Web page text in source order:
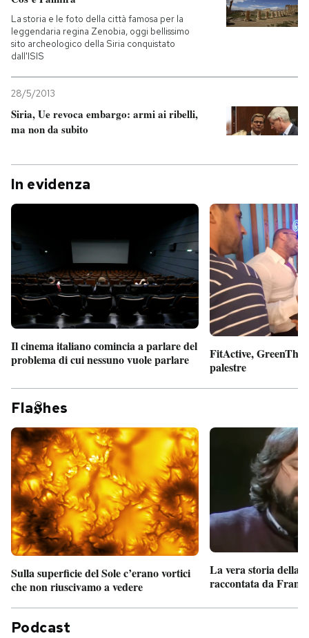
La storia e le foto della città famosa per la
leggendaria regina Zenobia, oggi bellissimo
sito archeologico della Siria conquistato
dall'ISIS
28/5/2013
Siria, Ue revoca embargo: armi ai ribelli,
ma non da subito
In evidenza
Il cinema italiano comincia a parlare del
problema di cui nessuno vuole parlare
FitActive,
palestre
Fla hes
Sulla superficie del Sole c’erano vortici
che non riuscivamo a vedere
La vera storia della
raccontata da
Podcast